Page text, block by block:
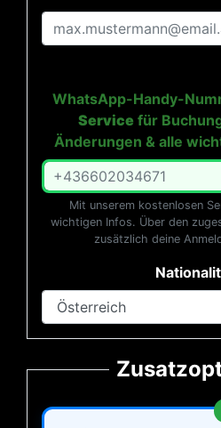
WhatsApp-Handy-
Service für
Änderungen & alle
Mit unserem kostenlosen
wichtigen Infos. Über den
zusätzlich deine